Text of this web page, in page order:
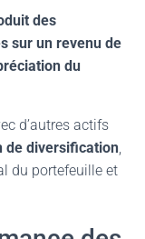
des
sur un revenu de
du
d’autres actifs
de diversification,
du portefeuille et